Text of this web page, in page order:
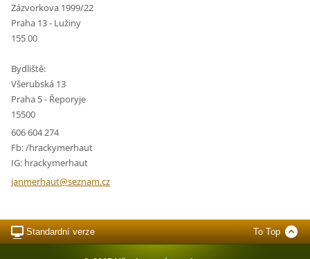
Zázvorkova 1999/22
Praha 13 - Lužiny
155 00
Bydliště:
Všerubská 13
Praha 5 - Řeporyje
15500
606 604 274
Fb: /hrackymerhaut
IG: hrackymerhaut
janmerhaut@seznam.cz
Standardní verze To Top